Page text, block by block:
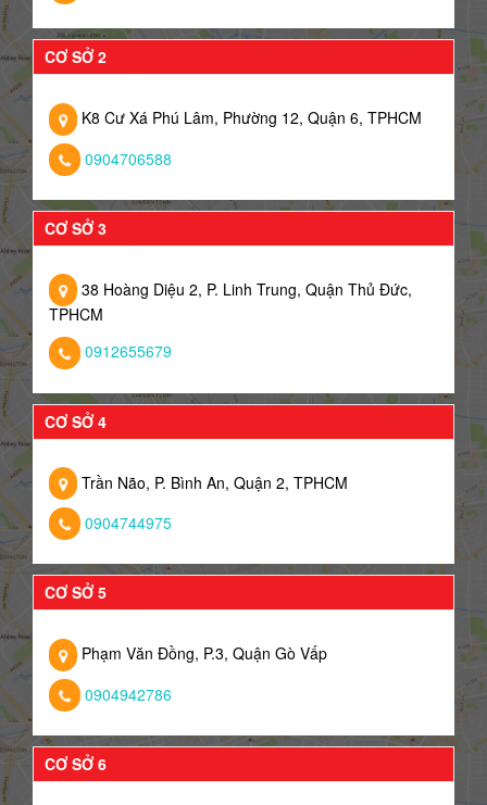
CƠ SỞ 2
K8 Cư Xá Phú Lâm, Phường 12, Quận 6, TPHCM
0904706588
CƠ SỞ 3
38 Hoàng Diệu 2, P. Linh Trung, Quận Thủ Đức,
TPHCM
0912655679
CƠ SỞ 4
Trần Não, P. Bình An, Quận 2, TPHCM
0904744975
CƠ SỞ 5
Phạm Văn Đồng, P.3, Quận Gò Vấp
0904942786
CƠ SỞ 6